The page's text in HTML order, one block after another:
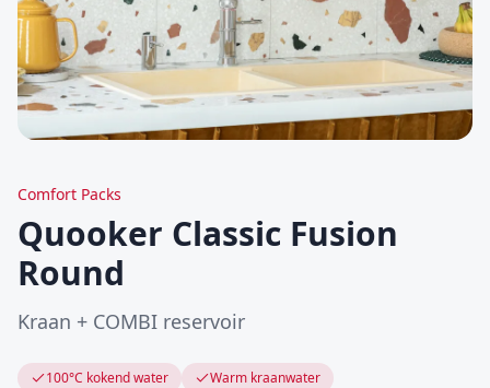
Comfort Packs
Quooker Classic Fusion
Round
Kraan + COMBI reservoir
100°C kokend water Warm kraanwater